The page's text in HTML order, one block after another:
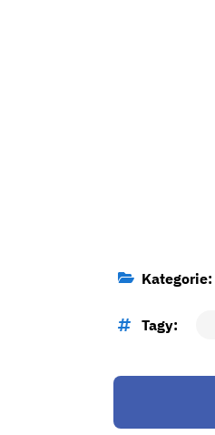
Kategorie:
Tagy: